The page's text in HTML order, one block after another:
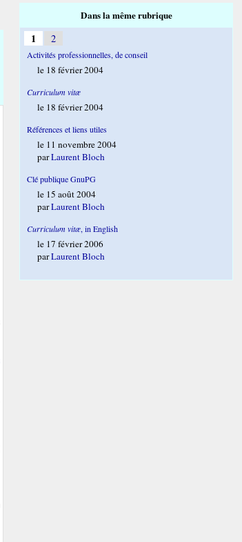
Dans la même rubrique
1 2
Activités professionnelles, de conseil
le 18 février 2004
Curriculum vitæ
le 18 février 2004
Références et liens utiles
le 11 novembre 2004
parLaurent Bloch
Clé publique GnuPG
le 15 août 2004
parLaurent Bloch
Curriculum vitæ, in English
le 17 février 2006
parLaurent Bloch